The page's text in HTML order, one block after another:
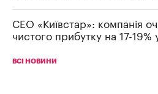
СЕО «Київстар»: компанія
чистого прибутку на 17-19%
ВСІ НОВИНИ